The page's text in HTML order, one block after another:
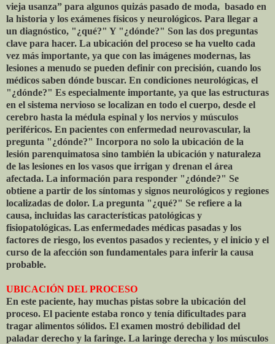
vieja usanza” para algunos quizás pasado de moda, basado en
la historia y los exámenes físicos y neurológicos. Para llegar a
un diagnóstico, "¿qué?" Y "¿dónde?" Son las dos preguntas
clave para hacer. La ubicación del proceso se ha vuelto cada
vez más importante, ya que con las imágenes modernas, las
lesiones a menudo se pueden definir con precisión, cuando los
médicos saben dónde buscar. En condiciones neurológicas, el
"¿dónde?" Es especialmente importante, ya que las estructuras
en el sistema nervioso se localizan en todo el cuerpo, desde el
cerebro hasta la médula espinal y los nervios y músculos
periféricos. En pacientes con enfermedad neurovascular, la
pregunta "¿dónde?" Incorpora no solo la ubicación de la
lesión parenquimatosa sino también la ubicación y naturaleza
de las lesiones en los vasos que irrigan y drenan el área
afectada. La información para responder "¿dónde?" Se
obtiene a partir de los síntomas y signos neurológicos y regiones
localizadas de dolor. La pregunta "¿qué?" Se refiere a la
causa, incluidas las características patológicas y
fisiopatológicas. Las enfermedades médicas pasadas y los
factores de riesgo, los eventos pasados ​​y recientes, y el inicio y el
curso de la afección son fundamentales para inferir la causa
probable.
UBICACIÓN DEL PROCESO
En este paciente, hay muchas pistas sobre la ubicación del
proceso. El paciente estaba ronco y tenía dificultades para
tragar alimentos sólidos. El examen mostró debilidad del
paladar derecho y la faringe. La laringe derecha y los músculos